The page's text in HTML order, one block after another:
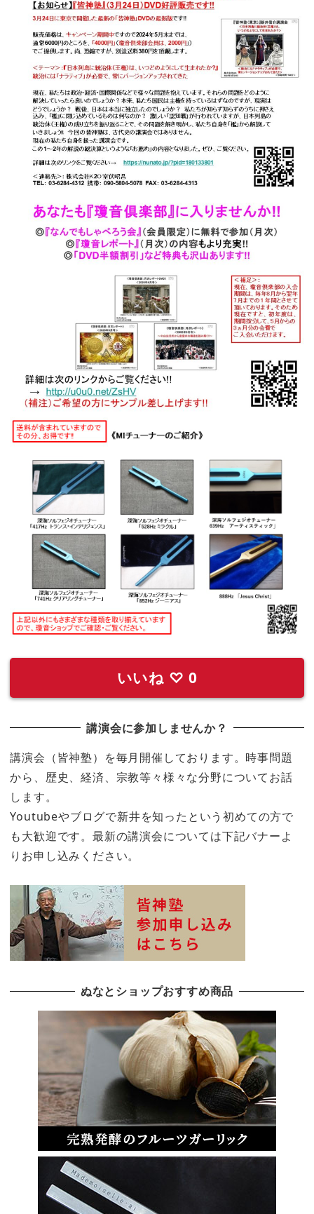
いいね ♡ 0
講演会に参加しませんか？
講演会（皆神塾）を毎月開催しております。時事問題
から、歴史、経済、宗教等々様々な分野についてお話
します。
Youtubeやブログで新井を知ったという初めての方で
も大歓迎です。最新の講演会については下記バナーよ
りお申し込みください。
ぬなとショップおすすめ商品